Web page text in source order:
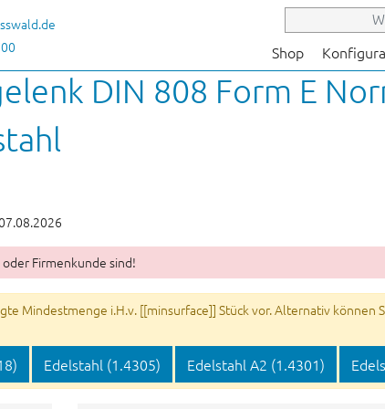
Shop
DIN 808 Form E
Firmenkunde sind!
Mindestmenge i.H.v. [[minsurface]] Stück vor. Alternativ
Edelstahl (1.4305) Edelstahl A2 (1.4301)